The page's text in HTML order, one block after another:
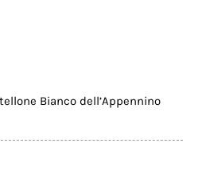
Bianco dell’Appennino